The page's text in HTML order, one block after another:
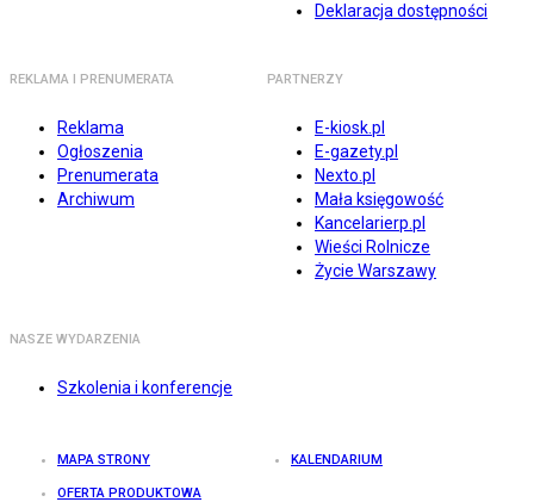
Deklaracja dostępności
REKLAMA I PRENUMERATA
Reklama
Ogłoszenia
Prenumerata
Archiwum
PARTNERZY
E-kiosk.pl
E-gazety.pl
Nexto.pl
Mała księgowość
Kancelarierp.pl
Wieści Rolnicze
Życie Warszawy
NASZE WYDARZENIA
Szkolenia i konferencje
MAPA STRONY KALENDARIUM
OFERTA PRODUKTOWA